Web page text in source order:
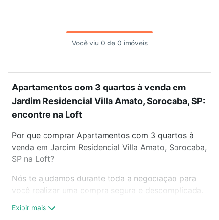
Você viu 0 de 0 imóveis
Apartamentos com 3 quartos à venda em
Jardim Residencial Villa Amato, Sorocaba, SP:
encontre na Loft
Por que comprar Apartamentos com 3 quartos à
venda em Jardim Residencial Villa Amato, Sorocaba,
SP na Loft?
Nós te ajudamos durante toda a negociação para
você realizar uma compra segura e descomplicada.
trabalho e do metrô, aqui você vai encontrar a
Exibir mais